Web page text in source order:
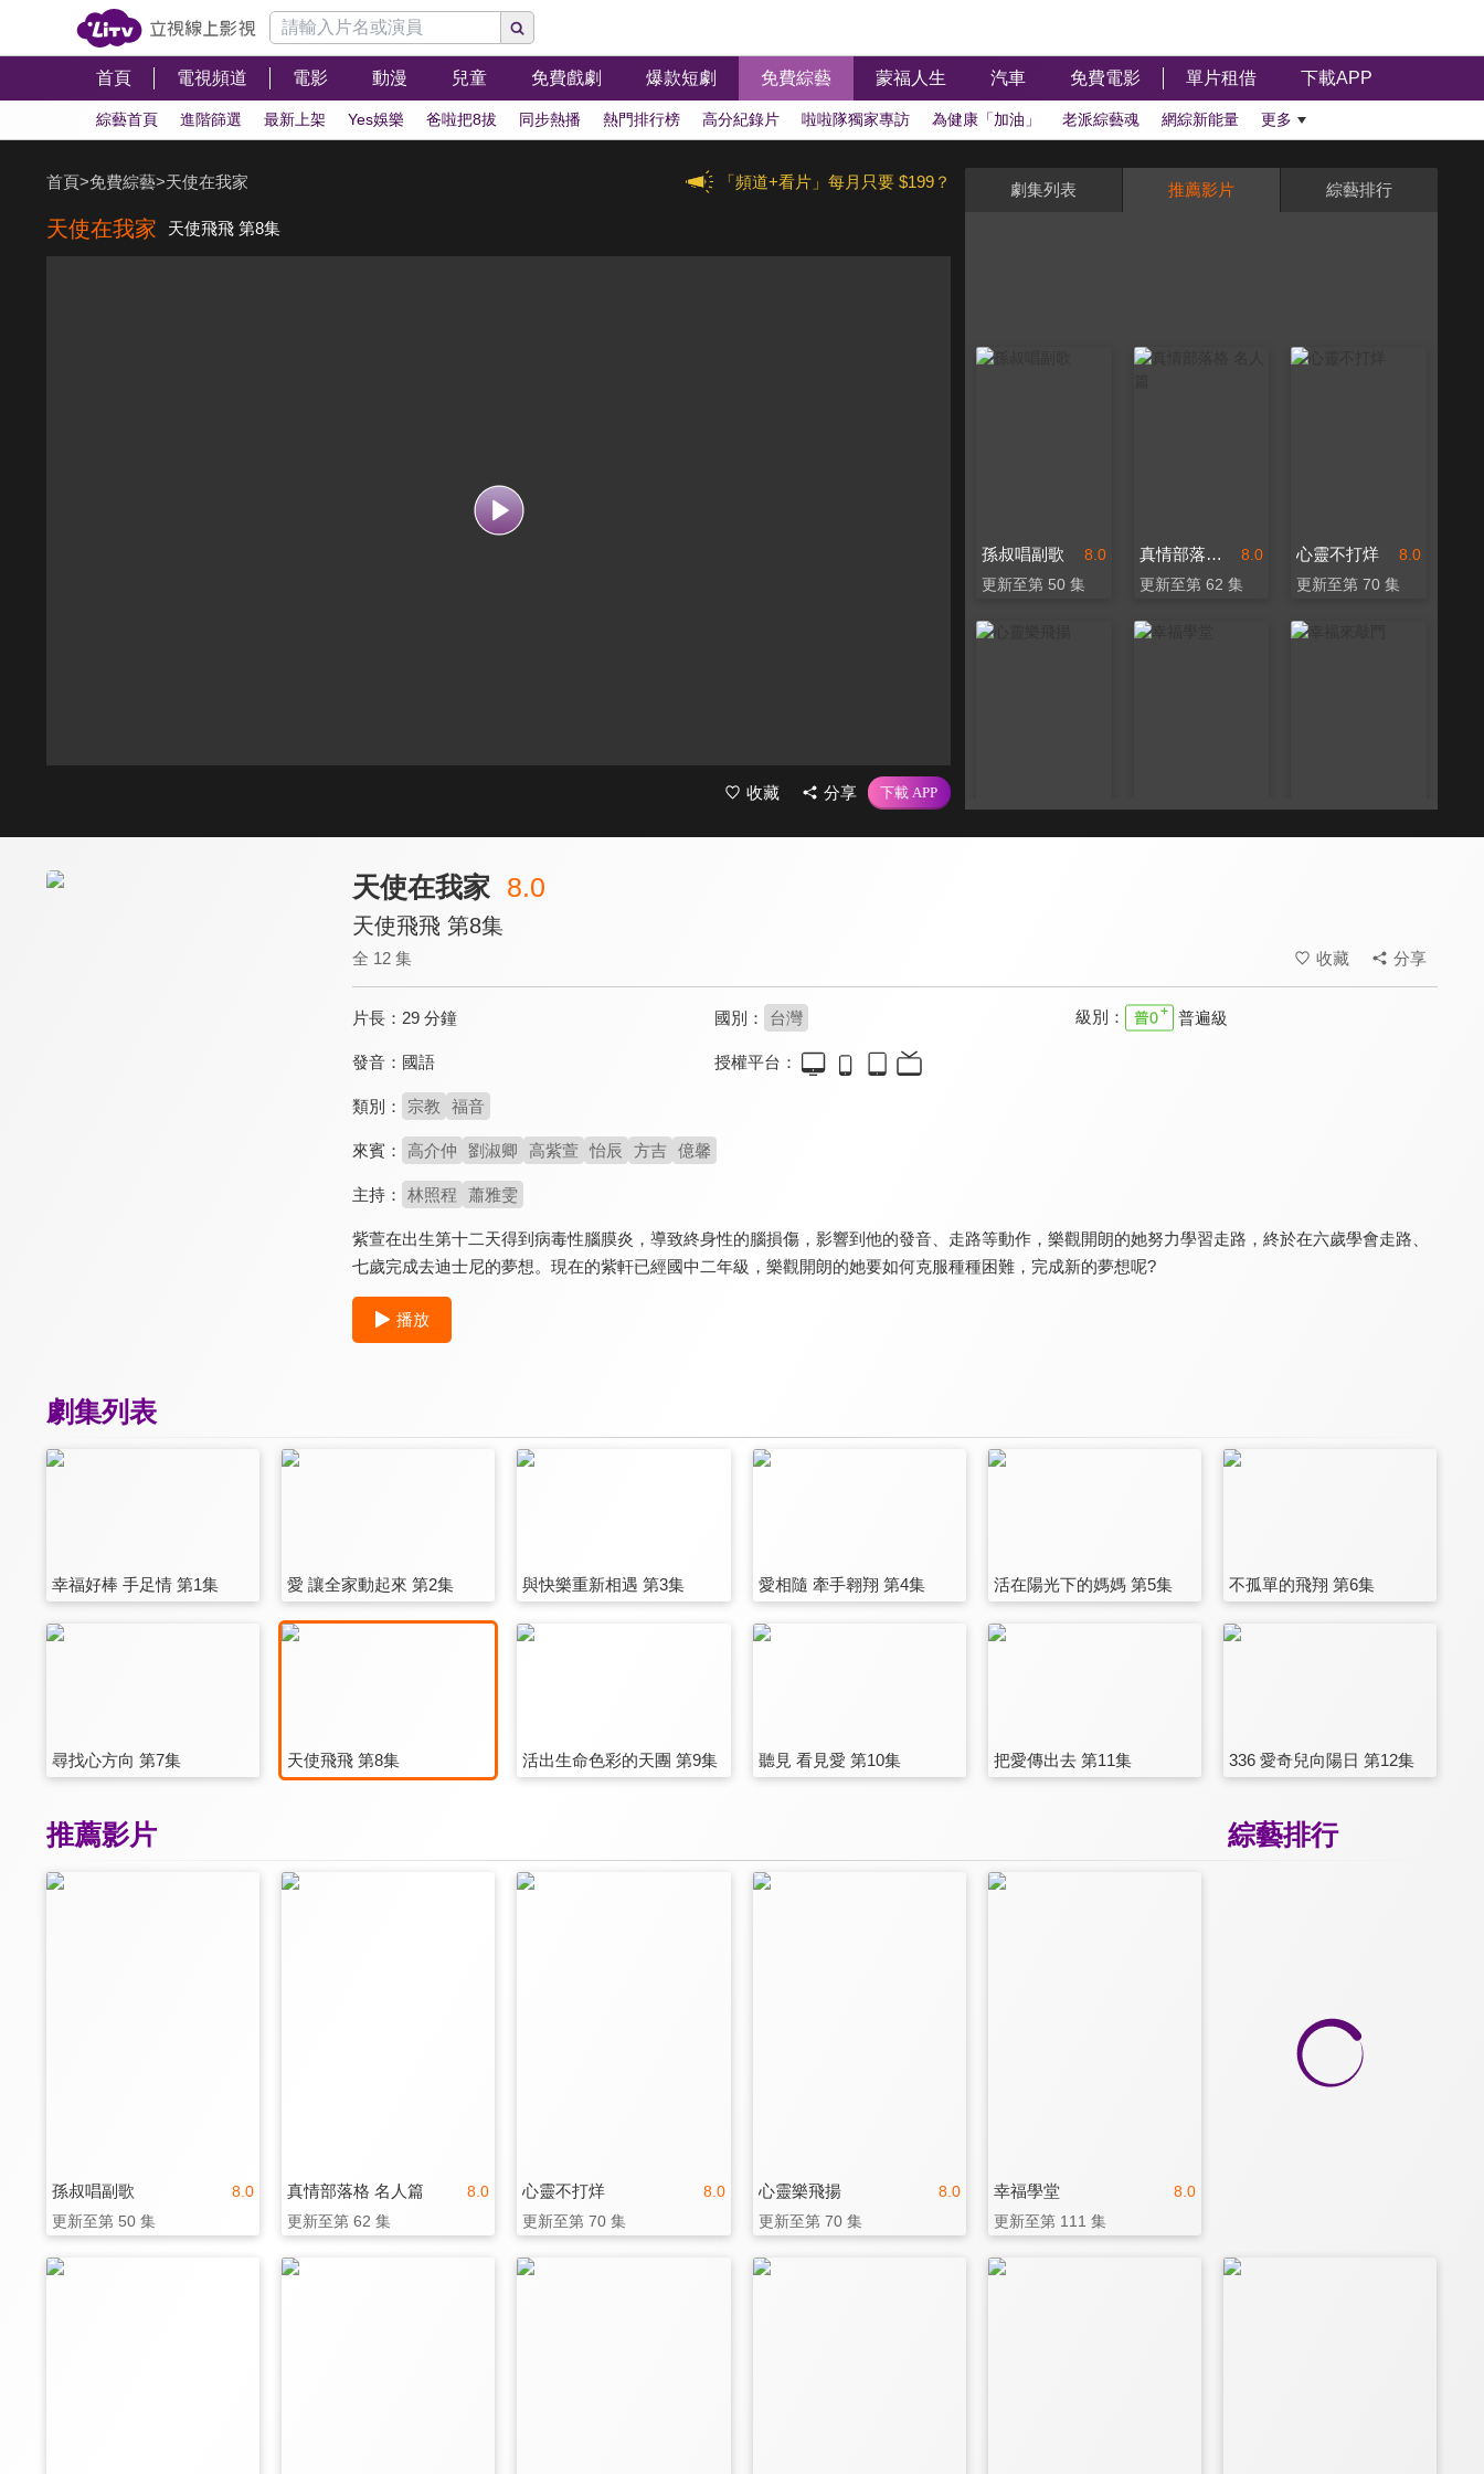
首頁 電視頻道 電影 動漫 兒童 免費戲劇 爆款短劇 免費綜藝 蒙福人生 汽車 免費電影 單片租借 下載APP
綜藝首頁 進階篩選 最新上架 Yes娛樂 爸啦把8拔 同步熱播 熱門排行榜 高分紀錄片 啦啦隊獨家專訪 為健康「加油」 老派綜藝魂 網綜新能量 更多
「頻道+看片」每月只要 $199？
首頁>免費綜藝>天使在我家
天使在我家 天使飛飛 第8集
收藏 分享
劇集列表 推薦影片 綜藝排行
8.0
孫叔唱副歌
更新至第 50 集
8.0
真情部落格 名人篇
更新至第 62 集
8.0
心靈不打烊
更新至第 70 集
天使在我家 8.0
天使飛飛 第8集
全 12 集 收藏 分享
片長： 29 分鐘 國別： 台灣 級別： 普遍級
發音： 國語 授權平台：
類別： 宗教 福音
來賓： 高介仲 劉淑卿 高紫萱 怡辰 方吉 億馨
主持： 林照程 蕭雅雯
紫萱在出生第十二天得到病毒性腦膜炎，導致終身性的腦損傷，影響到他的發音、走路等動作，樂觀開朗的她努力學習走路，終於在六歲學會走路、
七歲完成去迪士尼的夢想。現在的紫軒已經國中二年級，樂觀開朗的她要如何克服種種困難，完成新的夢想呢?
播放
劇集列表
幸福好棒 手足情 第1集 愛 讓全家動起來 第2集 與快樂重新相遇 第3集 愛相隨 牽手翱翔 第4集 活在陽光下的媽媽 第5集 不孤單的飛翔 第6集
尋找心方向 第7集 天使飛飛 第8集 活出生命色彩的天團 第9集 聽見 看見愛 第10集 把愛傳出去 第11集 336 愛奇兒向陽日 第12集
綜藝排行
推薦影片
8.0
孫叔唱副歌
更新至第 50 集
8.0
真情部落格 名人篇
更新至第 62 集
8.0
心靈不打烊
更新至第 70 集
8.0
心靈樂飛揚
更新至第 70 集
8.0
幸福學堂
更新至第 111 集